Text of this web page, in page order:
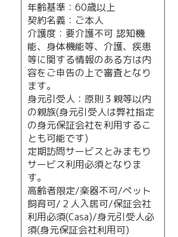
年齢基準：60歳以上
契約名義：ご本人
介護度：要介護不可 認知機
能、身体機能等、介護、疾患
等に関する情報のある方は内
容をご申告の上で審査となり
ます。
身元引受人：原則３親等以内
の親族(身元引受人は弊社指定
の身元保証会社を利用するこ
とも可能です)
定期訪問サービスとみまもり
サービス利用必須となりま
す。
高齢者限定/楽器不可/ペット
飼育可/２人入居可/保証会社
利用必須(Casa)/身元引受人必
須(身元保証会社利用可)